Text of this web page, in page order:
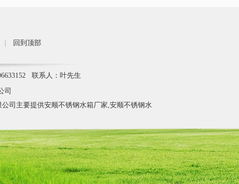
回到顶部
联系人：叶先生
司
司主要提供安顺不锈钢水箱厂家,安顺不锈钢水